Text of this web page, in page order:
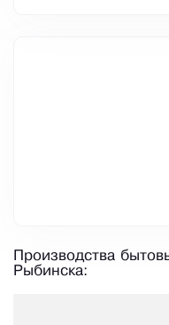
Производства
Рыбинска: